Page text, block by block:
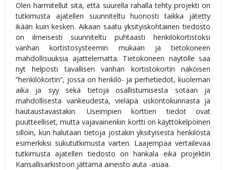
Olen harmitellut sitä, että suurella rahalla tehty projekti on
tutkimusta ajatellen suunniteltu huonosti taikka jätetty
ikään kuin kesken. Aikaan saatu yksityiskohtainen tiedosto
on ilmeisesti suunniteltu puhtaasti henkilökortistoksi
vanhan kortistosysteemin mukaan ja tietokoneen
mahdollisuuksia ajattelematta. Tietokoneen näytölle saa
nyt helposti tavallisen vanhan kortistokortin näköisen
”henkilökortin”, jossa on henkilö- ja perhetiedot, kuoleman
aika ja syy sekä tietoja osallistumisesta sotaan ja
mahdollisesta vankeudesta, vieläpä uskontokunnasta ja
hautaustavastakin. Useimpien korttien tiedot ovat
puutteelliset, mutta vajavainenkin kortti on käyttökelpoinen
silloin, kun halutaan tietoja jostakin yksityisestä henkilöstä
esimerkiksi sukututkimusta varten. Laajempaa vertailevaa
tutkimusta ajatellen tiedosto on hankala eikä projektin
Kansallisarkistoon jättämä aineisto auta -asiaa.